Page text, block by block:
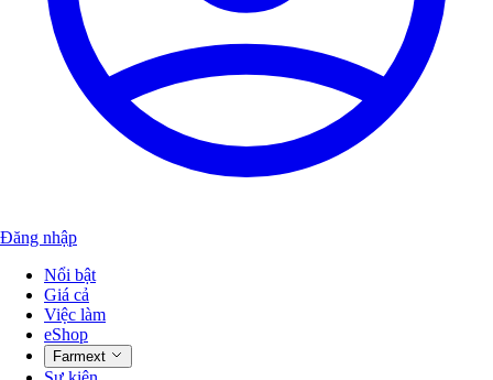
Đăng nhập
Nổi bật
Giá cả
Việc làm
eShop
Farmext